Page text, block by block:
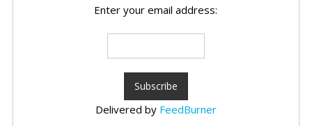
Enter your email address:
Delivered by FeedBurner